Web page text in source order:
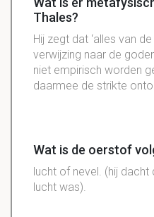
Thales?
Hij zegt dat ‘alles van
verwijzing naar de
niet empirisch worden
daarmee de strikte
Wat is de oerstof
lucht of nevel. (hij
lucht was).